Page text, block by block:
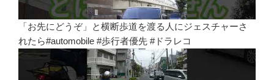
「お先にどうぞ」と横断歩道を渡る人にジェスチャーさ
れたら#automobile #歩行者優先 #ドラレコ